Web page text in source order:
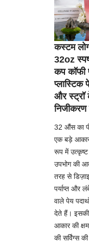
कस्टम
32oz
कप कॉफी
और स्ट्रॉ
32 औंस का
एक बड़े
रूप में
उपभोग की
तरह से
पर्याप्त और
वाले पेय
देते हैं। इसकी
आकार की
की सर्विंग्स